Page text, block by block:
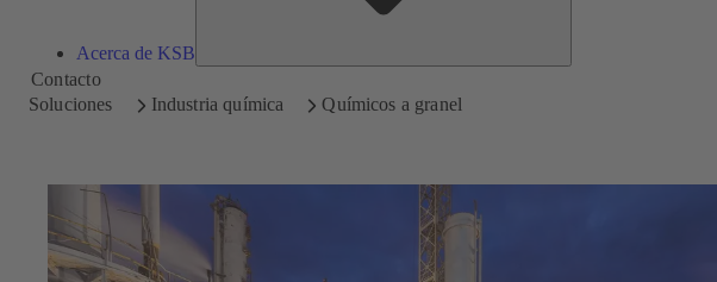
Acerca de KSB
Contacto
Soluciones
Industria química Químicos a granel